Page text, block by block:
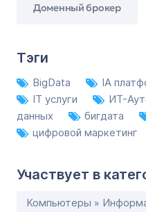
Доменный брокер
Тэги
BigData IA
IT услуги
ИТ-
данных
бигдата
цифровой маркетинг
Участвует в
Компьютеры »